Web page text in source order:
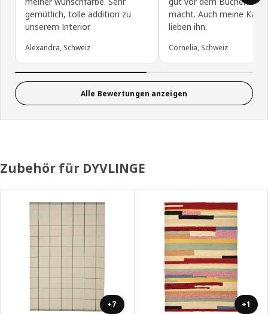
gemütlich, tolle addition zu
unserem Interior.
Alexandra, Schweiz
macht. Auch meine
lieben ihn.
Cornelia, Schweiz
Alle Bewertungen anzeigen
Zubehör für DYVLINGE
+7 +1